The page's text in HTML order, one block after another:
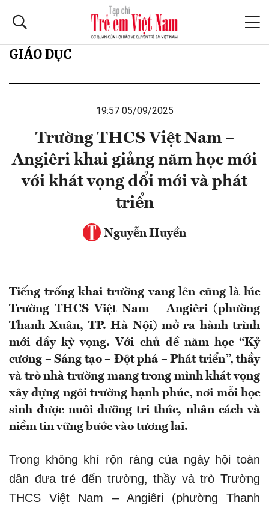
GIÁO DỤC
19:57 05/09/2025
Trường THCS Việt Nam –
Angiêri khai giảng năm học mới
với khát vọng đổi mới và phát
triển
Nguyễn Huyền
Tiếng trống khai trường vang lên cũng là lúc
Trường THCS Việt Nam – Angiêri (phường
Thanh Xuân, TP. Hà Nội) mở ra hành trình
mới đầy kỳ vọng. Với chủ đề năm học “Kỷ
cương – Sáng tạo – Đột phá – Phát triển”, thầy
và trò nhà trường mang trong mình khát vọng
xây dựng ngôi trường hạnh phúc, nơi mỗi học
sinh được nuôi dưỡng tri thức, nhân cách và
niềm tin vững bước vào tương lai.
Trong không khí rộn ràng của ngày hội toàn
dân đưa trẻ đến trường, thầy và trò Trường
THCS Việt Nam – Angiêri (phường Thanh